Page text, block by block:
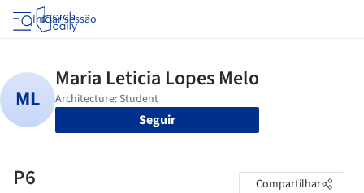
Iniciar sessão
Seguir
P6 Compartilhar